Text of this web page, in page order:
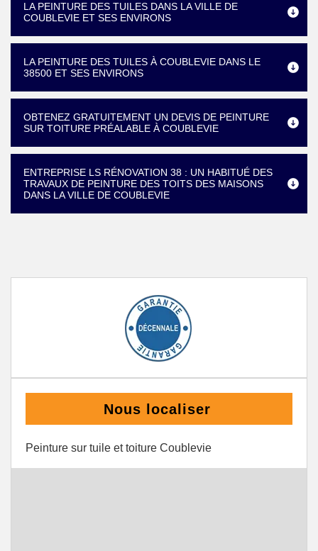
LA PEINTURE DES TUILES DANS LA VILLE DE
COUBLEVIE ET SES ENVIRONS
LA PEINTURE DES TUILES À COUBLEVIE DANS LE
38500 ET SES ENVIRONS
OBTENEZ GRATUITEMENT UN DEVIS DE PEINTURE
SUR TOITURE PRÉALABLE À COUBLEVIE
ENTREPRISE LS RÉNOVATION 38 : UN HABITUÉ DES
TRAVAUX DE PEINTURE DES TOITS DES MAISONS
DANS LA VILLE DE COUBLEVIE
Nous localiser
Peinture sur tuile et toiture Coublevie